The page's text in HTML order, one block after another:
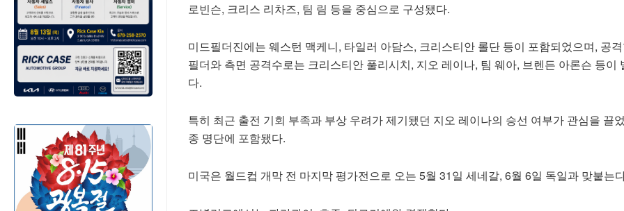
로빈슨, 크리스 리차즈, 팀 림 등을 중심으로 구성됐다.
미드필더진에는 웨스턴 맥케니, 타일러 아담스, 크리스티안 롤단 등이 포함되었으며, 공
필더와 측면 공격수로는 크리스티안 풀리시치, 지오 레이나, 팀 웨아, 브렌든 아론슨 등이
다.
특히 최근 출전 기회 부족과 부상 우려가 제기됐던 지오 레이나의 승선 여부가 관심을 끌
종 명단에 포함됐다.
미국은 월드컵 개막 전 마지막 평가전으로 오는 5월 31일 세네갈, 6월 6일 독일과 맞붙는